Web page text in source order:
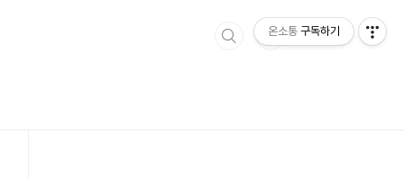
온소통 구독하기